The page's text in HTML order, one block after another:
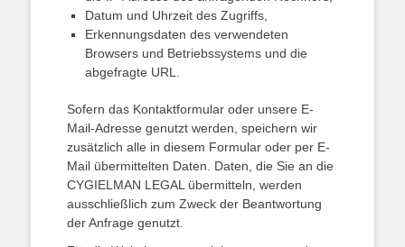
Datum und Uhrzeit des Zugriffs,
Erkennungsdaten des verwendeten
Browsers und Betriebssystems und die
abgefragte URL.
Sofern das Kontaktformular oder unsere E-
Mail-Adresse genutzt werden, speichern wir
zusätzlich alle in diesem Formular oder per E-
Mail übermittelten Daten. Daten, die Sie an die
CYGIELMAN LEGAL übermitteln, werden
ausschließlich zum Zweck der Beantwortung
der Anfrage genutzt.